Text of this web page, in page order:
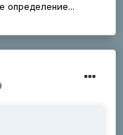
определение...